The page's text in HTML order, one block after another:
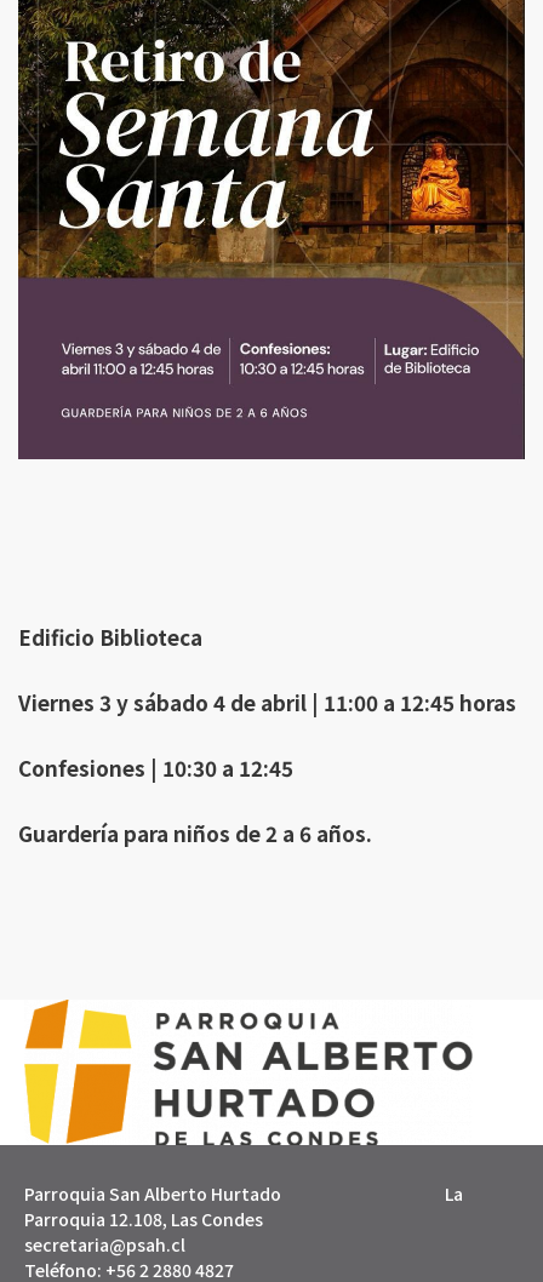
Edificio Biblioteca
Viernes 3 y sábado 4 de abril | 11:00 a 12:45 horas
Confesiones | 10:30 a 12:45
Guardería para niños de 2 a 6 años.
Parroquia San Alberto Hurtado La
Parroquia 12.108, Las Condes
secretaria@psah.cl
Teléfono: +56 2 2880 4827